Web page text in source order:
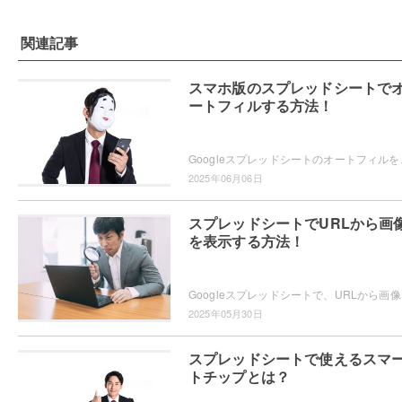
関連記事
スマホ版のスプレッドシートで
ートフィルする方法！
2025年06月06日
スプレッドシートでURLから画
を表示する方法！
2025年05月30日
スプレッドシートで使えるスマ
トチップとは？